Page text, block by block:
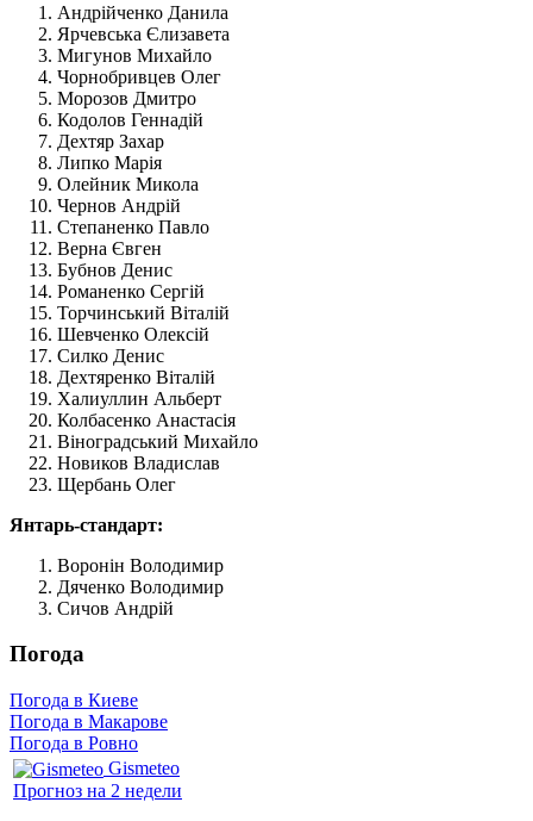
Андрійченко Данила
Ярчевська Єлизавета
Мигунов Михайло
Чорнобривцев Олег
Морозов Дмитро
Кодолов Геннадій
Дехтяр Захар
Липко Марія
Олейник Микола
Чернов Андрій
Степаненко Павло
Верна Євген
Бубнов Денис
Романенко Сергій
Торчинський Віталій
Шевченко Олексій
Силко Денис
Дехтяренко Віталій
Халиуллин Альберт
Колбасенко Анастасія
Віноградський Михайло
Новиков Владислав
Щербань Олег
Янтарь-стандарт:
Воронін Володимир
Дяченко Володимир
Сичов Андрій
Погода
Погода в Киеве
Погода в Макарове
Погода в Ровно
Gismeteo
Прогноз на 2 недели